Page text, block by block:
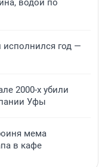
водой по
исполнился год —
2000-х убили
Уфы
мема
в кафе